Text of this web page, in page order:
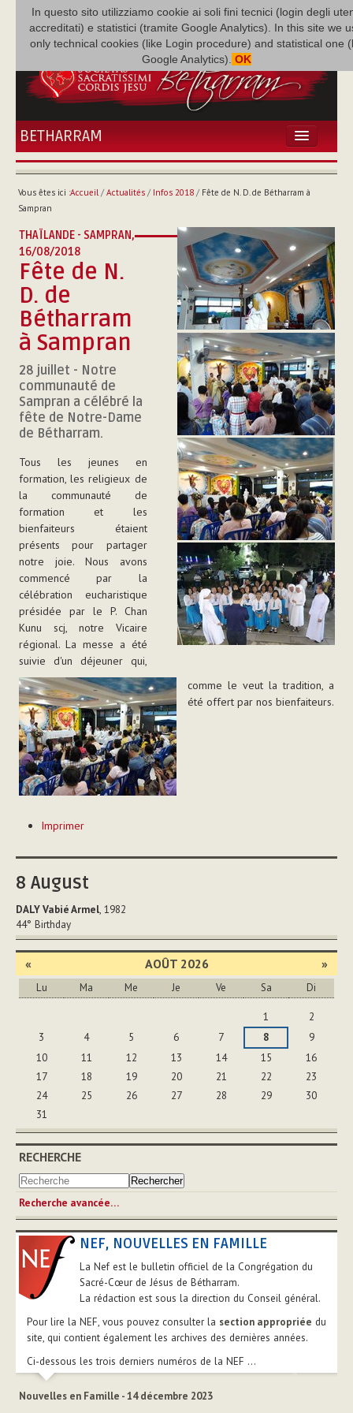
In questo sito utilizziamo cookie ai soli fini tecnici (login degli
accreditati) e statistici (tramite Google Analytics). In this site we
only technical cookies (like Login procedure) and statistical one
Google Analytics). OK
BETHARRAM
ACCUEIL
BÉTHARRAM
FAMILLE
MISSION
NEF
MULTIMÉDIA
P. AUGUSTE ETCHÉCOPAR
Vous êtes ici :Accueil/ Actualités/ Infos 2018/ Fête de N. D. de Bétharram à
Sampran
THAÏLANDE - SAMPRAN,
16/08/2018
Fête de N.
D. de
Bétharram
à Sampran
28 juillet - Notre
communauté de
Sampran a célébré la
fête de Notre-Dame
de Bétharram.
Tous les jeunes en
formation, les religieux de
la communauté de
formation et les
bienfaiteurs étaient
présents pour partager
notre joie. Nous avons
commencé par la
célébration eucharistique
présidée par le P. Chan
Kunu scj, notre Vicaire
régional. La messe a été
suivie d'un déjeuner qui,
comme le veut la tradition, a
été offert par nos bienfaiteurs.
document
Imprimer
8 August
DALY Vabié Armel, 1982
44° Birthday
« AOÛT 2026 »
Lu Ma Me Je Ve Sa Di
1
2
3
4 5 6 7 8
9
10
11 12 13 14 15
16
17
18 19 20 21 22
23
24
25 26 27 28 29
30
31
RECHERCHE
Recherche avancée…
NEF, NOUVELLES EN FAMILLE
La Nef est le bulletin officiel de la Congrégation du
Sacré-Cœur de Jésus de Bétharram.
La rédaction est sous la direction du Conseil général.
Pour lire la NEF, vous pouvez consulter la section appropriée du
site, qui contient également les archives des dernières années.
Ci-dessous les trois derniers numéros de la NEF ...
Nouvelles en Famille - 14 décembre 2023